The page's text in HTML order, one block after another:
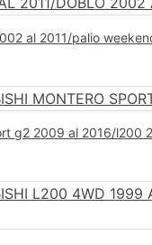
al 2011/palio
g2 2009 al 2016/